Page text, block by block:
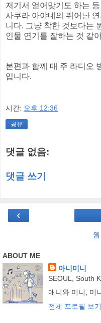
저기서 얻어맞기도 하는
사쿠라 아야네의 뛰어난
니다. 그냥 착한 것보다는
인물 연기를 잘하는 것 같
본편과 함께 매 주 라디오
입니다.
시간: 오후 12:36
공유
댓글 없음:
댓글 쓰기
‹
ABOUT ME
아니미니
SEOUL, South
애니와 미니, 미
전체 프로필 보기